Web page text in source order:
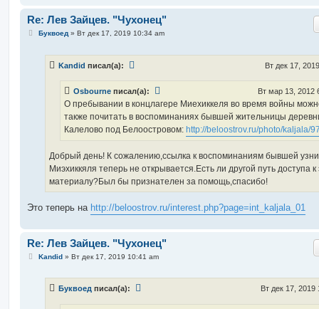
Re: Лев Зайцев. "Чухонец"
СБуквоед» Вт дек 17, 2019 10:34 am
Kandid писал(а): Вт дек 17,
Osbourne писал(а): Вт мар 13, 2012
О пребывании в концлагере Миехиккеля во время войны
также почитать в воспоминаниях бывшей жительницы
Калелово под Белоостровом: http://beloostrov.ru/photo/kaljala/
Добрый день! К сожалению,ссылка к воспоминаниям бывшей
Миэхиккяля теперь не открывается.Есть ли другой путь доступа к
материалу?Был бы признателен за помощь,спасибо!
Это теперь на http://beloostrov.ru/interest.php?page=int_kaljala_01
Re: Лев Зайцев. "Чухонец"
СKandid» Вт дек 17, 2019 10:41 am
Буквоед писал(а): Вт дек 17, 2019